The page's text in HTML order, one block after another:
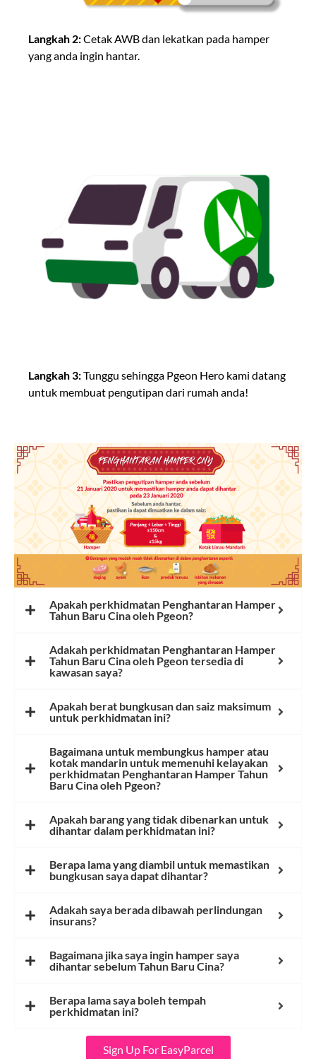
Langkah 2:Cetak AWB dan lekatkan pada hamper
yang anda ingin hantar.
Langkah 3:Tunggu sehingga Pgeon Hero kami datang
untuk membuat pengutipan dari rumah anda!
Apakah perkhidmatan Penghantaran Hamper
Tahun Baru Cina oleh Pgeon?
Adakah perkhidmatan Penghantaran Hamper
Tahun Baru Cina oleh Pgeon tersedia di
kawasan saya?
Apakah berat bungkusan dan saiz maksimum
untuk perkhidmatan ini?
Bagaimana untuk membungkus hamper atau
kotak mandarin untuk memenuhi kelayakan
perkhidmatan Penghantaran Hamper Tahun
Baru Cina oleh Pgeon?
Apakah barang yang tidak dibenarkan untuk
dihantar dalam perkhidmatan ini?
Berapa lama yang diambil untuk memastikan
bungkusan saya dapat dihantar?
Adakah saya berada dibawah perlindungan
insurans?
Bagaimana jika saya ingin hamper saya
dihantar sebelum Tahun Baru Cina?
Berapa lama saya boleh tempah
perkhidmatan ini?
Sign Up For EasyParcel